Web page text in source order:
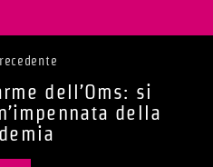
dell’Oms: si
della